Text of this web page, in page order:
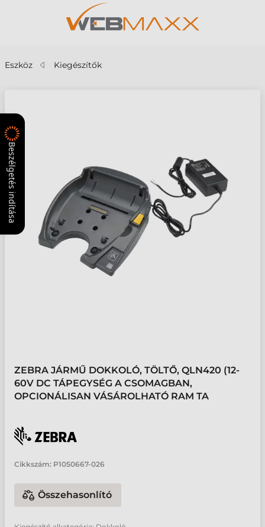
Eszköz Kiegészítők
ZEBRA JÁRMŰ DOKKOLÓ, TÖLTŐ, QLN420 (12-
60V DC TÁPEGYSÉG A CSOMAGBAN,
OPCIONÁLISAN VÁSÁROLHATÓ RAM TA
Cikkszám: P1050667-026
Összehasonlító
Beszélgetés indítása